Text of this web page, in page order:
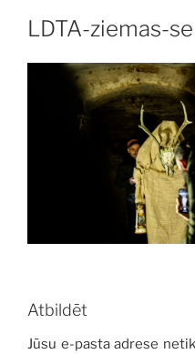
LDTA-ziemas-
Atbildēt
Jūsu e-pasta adrese